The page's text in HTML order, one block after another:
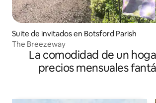
Suite de invitados en Botsford Parish
The Breezeway
La comodidad de un
precios mensuales